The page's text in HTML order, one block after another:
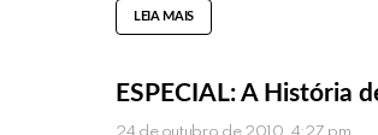
LEIA MAIS
ESPECIAL: A História